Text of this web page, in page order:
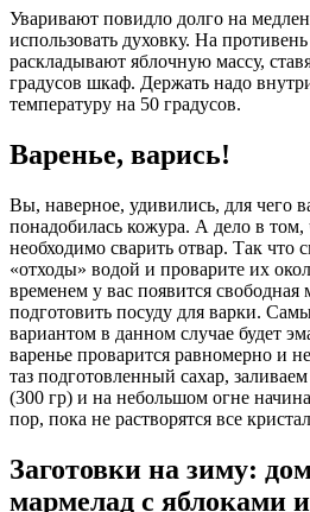
Уваривают повидло долго на
использовать духовку. На
раскладывают яблочную массу,
градусов шкаф. Держать надо
температуру на 50 градусов.
Варенье, варись!
Вы, наверное, удивились, для чего
понадобилась кожура. А дело в том,
необходимо сварить отвар. Так что
«отходы» водой и проварите их
временем у вас появится свободная
подготовить посуду для варки.
вариантом в данном случае будет
варенье проварится равномерно и
таз подготовленный сахар,
(300 гр) и на небольшом огне
пор, пока не растворятся все
Заготовки на зиму:
мармелад с яблоками